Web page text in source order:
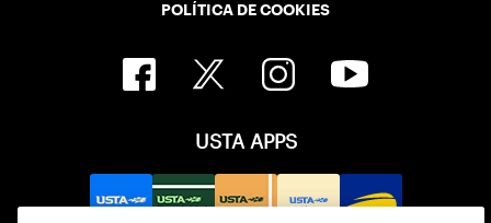
POLÍTICA DE COOKIES
USTA APPS